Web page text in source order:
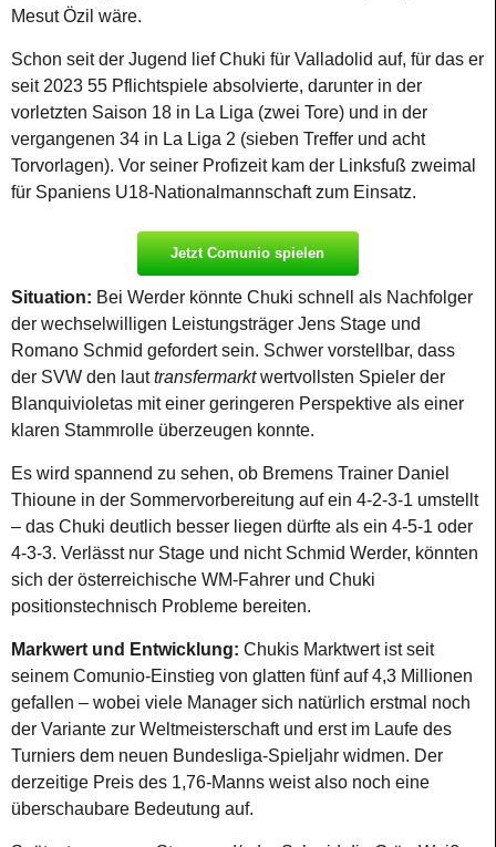
Mesut Özil wäre.
Schon seit der Jugend lief Chuki für Valladolid auf, für das er
seit 2023 55 Pflichtspiele absolvierte, darunter in der
vorletzten Saison 18 in La Liga (zwei Tore) und in der
vergangenen 34 in La Liga 2 (sieben Treffer und acht
Torvorlagen). Vor seiner Profizeit kam der Linksfuß zweimal
für Spaniens U18-Nationalmannschaft zum Einsatz.
Jetzt Comunio spielen
Situation: Bei Werder könnte Chuki schnell als Nachfolger
der wechselwilligen Leistungsträger Jens Stage und
Romano Schmid gefordert sein. Schwer vorstellbar, dass
der SVW den lauttransfermarktwertvollsten Spieler der
Blanquivioletas mit einer geringeren Perspektive als einer
klaren Stammrolle überzeugen konnte.
Es wird spannend zu sehen, ob Bremens Trainer Daniel
Thioune in der Sommervorbereitung auf ein 4-2-3-1 umstellt
– das Chuki deutlich besser liegen dürfte als ein 4-5-1 oder
4-3-3. Verlässt nur Stage und nicht Schmid Werder, könnten
sich der österreichische WM-Fahrer und Chuki
positionstechnisch Probleme bereiten.
Markwert und Entwicklung: Chukis Marktwert ist seit
seinem Comunio-Einstieg von glatten fünf auf 4,3 Millionen
gefallen – wobei viele Manager sich natürlich erstmal noch
der Variante zur Weltmeisterschaft und erst im Laufe des
Turniers dem neuen Bundesliga-Spieljahr widmen. Der
derzeitige Preis des 1,76-Manns weist also noch eine
überschaubare Bedeutung auf.